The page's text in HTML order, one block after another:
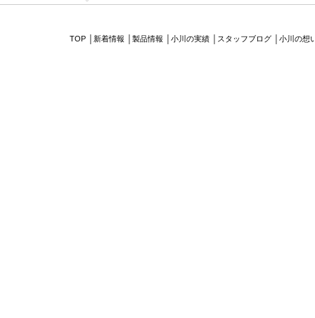
TOP 新着情報 製品情報 小川の実績 スタッフブログ 小川の想